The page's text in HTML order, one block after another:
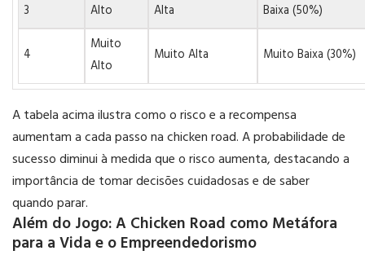
3
Alto Alta
Baixa (50%)
4
Muito
Alto
Muito Alta Muito Baixa (30%)
A tabela acima ilustra como o risco e a recompensa
aumentam a cada passo na chicken road. A probabilidade de
sucesso diminui à medida que o risco aumenta, destacando a
importância de tomar decisões cuidadosas e de saber
quando parar.
Além do Jogo: A Chicken Road como Metáfora
para a Vida e o Empreendedorismo